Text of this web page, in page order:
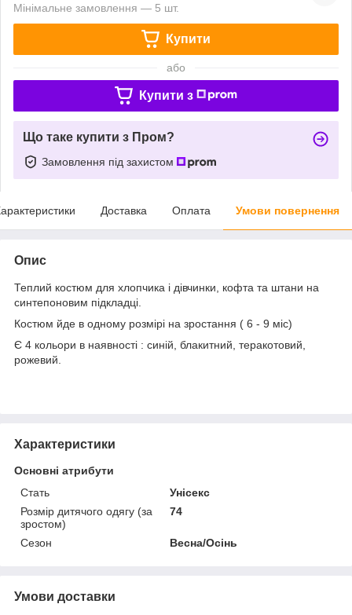
Мінімальне замовлення — 5 шт.
Купити
або
Купити з
Що таке купити з Пром?
Замовлення під захистом
Доставка Оплата Умови повернення
Опис
Теплий костюм для хлопчика і дівчинки, кофта та штани на
синтепоновим підкладці.
Костюм йде в одному розмірі на зростання ( 6 - 9 міс)
Є 4 кольори в наявності : синій, блакитний, теракотовий,
рожевий.
Характеристики
Основні атрибути
Стать
Унісекс
Розмір дитячого одягу (за
зростом)
74
Сезон Весна/Осінь
Умови доставки